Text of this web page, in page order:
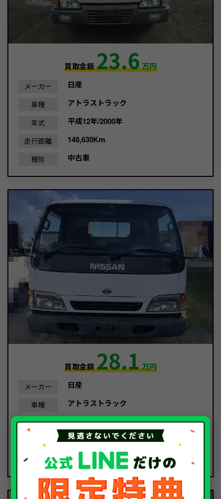
買取金額23.6万円
メーカー 日産
車種 アトラストラック
年式 平成12年/2000年
走行距離 148,630Km
種別 中古車
買取金額28.1万円
メーカー 日産
車種 アトラストラック
年式 平成11年/1999年
90,746Km
種別 故障車